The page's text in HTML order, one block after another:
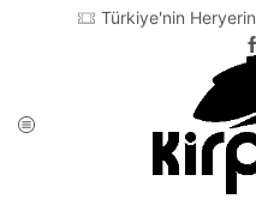
Türkiye'nin